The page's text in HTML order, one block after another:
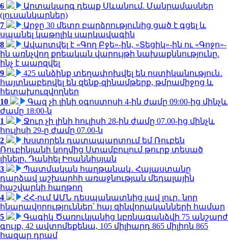
6
Արտակարգ դեպք Սևանում. Մանրամասներ
(լուսանկարներ)
7
Արջը 30 մետր բարձրությունից ցած է գցել և
սպանել կաթոլիկ սարկավագին
8
Ավարտվել է «Գող Բջե»-ին, «Տեցիկ»-ին ու «Գոջո»-
ին առնչվող քրեական վարույթի նախաքննությունը.
ինչ է պարզվել
9
425 անձինք տեղափոխվել են ոստիկանություն․
հայտնաբերվել են զենք-զինամթերք, թմրամիջոց և
հետախուզվողներ
10
Գազ չի լինի օգոստոսի 4-ին ժամը 09:00-ից մինչև
ժամը 18:00-ն
1
Ջուր չի լինի հուլիսի 28-ին ժամը 07.00-ից մինչև
հուլիսի 29-ը ժամը 07.00-ն
2
Խստորեն դատապարտում եմ Ռուբեն
Ռուբինյանի կողմից Ստամբուլում թուրք տեսած
լինելը. Դանիել Իոաննիսյան
3
Պատմական հաղթանակ․ Հայաստանը
դարձավ աշխարհի առաջնության մեդալային
հաշվարկի հաղթող
4
ՀՀ-ում ԱՄՆ դեսպանատնից լավ լուր․ նոր
հնարավորություններ՝ հայ զինվորականների համար
5
Գագիկ Ծառուկյանից կբռնագանձվի 75 անշարժ
գույք, 42 ավտոմեքենա, 105 միլիարդ 865 միլիոն 865
հազար դրամ